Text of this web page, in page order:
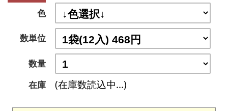
色
数単位
数量
在庫
(在庫数読込中...)